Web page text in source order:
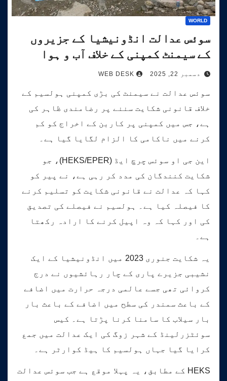
WORLD
سوئس عدالت انڈونیشیا کے جزیروں
کے سیمنٹ کمپنی کے خلاف آب و ہوا
کیس کی سماعت کرے گی۔
دسمبر 22, 2025 WEB DESK
سوئس عدالت نے سیمنٹ کی بڑی کمپنی ہولسیم کے
خلاف قانونی شکایت سننے پر رضامندی ظاہر کی
ہے، جس میں کمپنی پر کاربن کے اخراج کو کم
کرنے میں ناکامی کا الزام لگایا گیا ہے۔
این جی او سوئس چرچ ایڈ (HEKS/EPER)، جو
شکایت کنندگان کی مدد کر رہی ہے، نے پیر کو
کہا کہ عدالت نے قانونی شکایت کو تسلیم کرنے
کا فیصلہ کیا ہے۔ ہولسیم نے فیصلے کی تصدیق
کی اور کہا کہ وہ اپیل کرنے کا ارادہ رکھتا
ہے۔
یہ شکایت جنوری 2023 میں انڈونیشیا کے ایک
نشیبی جزیرے پاری کے چار رہائشیوں نے درج
کروائی تھی جسے عالمی درجہ حرارت میں اضافے
کے باعث سمندر کی سطح میں اضافے کے باعث بار
بار سیلاب کا سامنا کرنا پڑتا ہے۔ کیس
سوئٹزرلینڈ کے شہر زوگ کی ایک عدالت میں جمع
کرایا گیا جہاں ہولسیم کا ہیڈ کوارٹر ہے۔
HEKS کے مطابق، یہ پہلا موقع ہے جب سوئس عدالت